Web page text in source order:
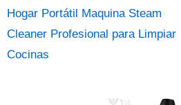
Hogar Portátil Maquina Steam
Cleaner Profesional para Limpiar
Cocinas